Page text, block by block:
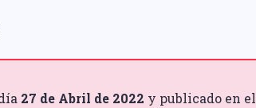
27 de Abril de 2022 y publicado en el